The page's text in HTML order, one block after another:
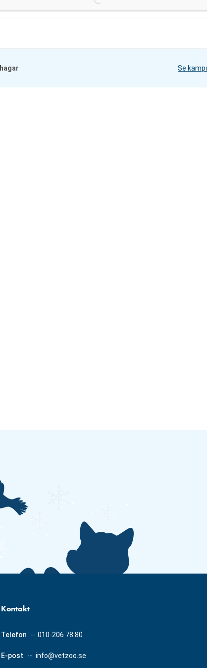
Se
Kontakt
Telefon -- 010-206 78 80
E-post -- info@vetzoo.se